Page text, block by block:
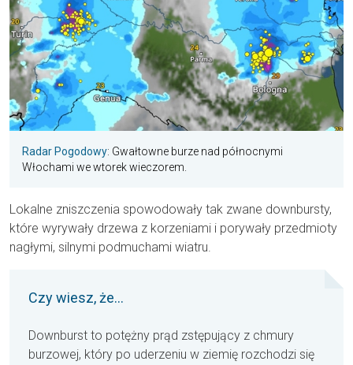
Radar Pogodowy: Gwałtowne burze nad północnymi
Włochami we wtorek wieczorem.
Lokalne zniszczenia spowodowały tak zwane downbursty,
które wyrywały drzewa z korzeniami i porywały przedmioty
nagłymi, silnymi podmuchami wiatru.
Czy wiesz, że...
Downburst to potężny prąd zstępujący z chmury
burzowej, który po uderzeniu w ziemię rozchodzi się